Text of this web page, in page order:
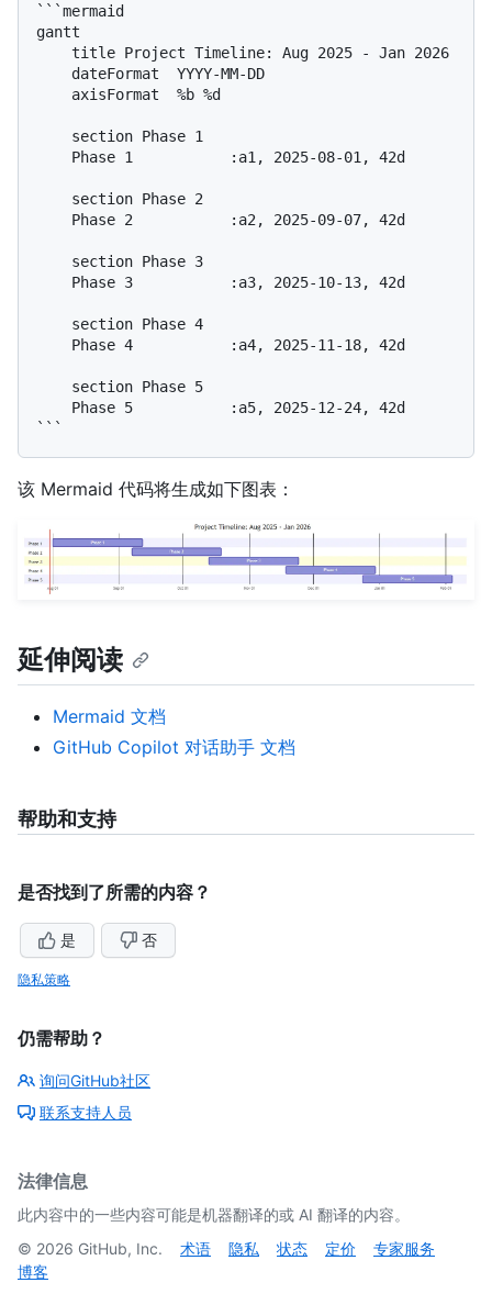
```mermaid
gantt
该 Mermaid 代码将生成如下图表：
延伸阅读
Mermaid 文档
GitHub Copilot 对话助手 文档
帮助和支持
是否找到了所需的内容？
是 否
隐私策略
仍需帮助？
询问GitHub社区
联系支持人员
法律信息
此内容中的一些内容可能是机器翻译的或 AI 翻译的内容。
© 2026 GitHub, Inc. 术语 隐私 状态 定价
专家服务
博客